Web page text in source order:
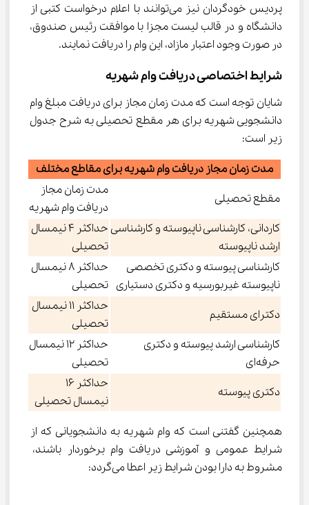
پردیس خودگردان نیز می‌توانند با اعلام درخواست کتبی از
دانشگاه و در قالب لیست مجزا با موافقت رئیس صندوق،
در صورت وجود اعتبار مازاد، این وام را دریافت نمایند.
شرایط اختصاصی دریافت وام شهریه
شایان توجه است که مدت زمان مجاز برای دریافت مبلغ وام
دانشجویی شهریه برای هر مقطع تحصیلی به شرح جدول
زیر است:
مدت زمان مجاز دریافت وام شهریه برای مقاطع مختلف
مقطع تحصیلی
مدت زمان مجاز
دریافت وام شهریه
کاردانی، کارشناسی ناپیوسته و کارشناسی
ارشد ناپیوسته
حداکثر 4 نیمسال
تحصیلی
کارشناسی پیوسته و دکتری تخصصی
ناپیوسته غیربورسیه و دکتری دستیاری
حداکثر 8 نیمسال
تحصیلی
دکترای مستقیم
حداکثر 11 نیمسال
تحصیلی
کارشناسی ارشد پیوسته و دکتری
حرفه‌ای
حداکثر 12 نیمسال
تحصیلی
دکتری پیوسته
حداکثر 16
نیمسال تحصیلی
همچنین گفتنی است که وام شهریه به دانشجویانی که از
شرایط عمومی و آموزشی دریافت وام برخوردار باشند،
مشروط به دارا بودن شرایط زیر اعطا می‌گردد: